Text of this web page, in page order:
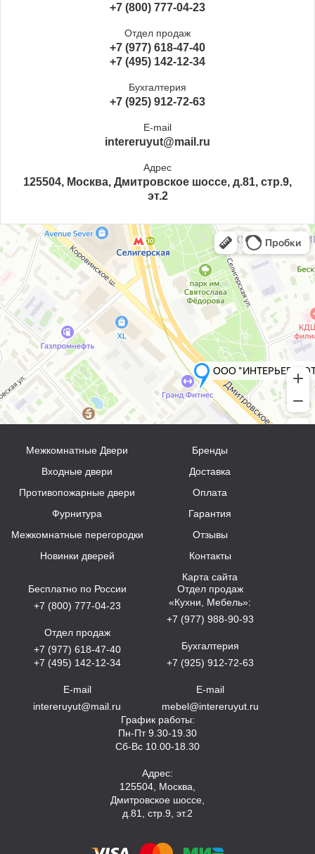
+7 (800) 777-04-23
Отдел продаж
+7 (977) 618-47-40
+7 (495) 142-12-34
Бухгалтерия
+7 (925) 912-72-63
E-mail
intereruyut@mail.ru
Адрес
125504, Москва, Дмитровское шоссе, д.81, стр.9,
эт.2
Межкомнатные Двери
Входные двери
Противопожарные двери
Фурнитура
Межкомнатные перегородки
Новинки дверей
Бренды
Доставка
Оплата
Гарантия
Отзывы
Контакты
Карта сайта
Бесплатно по России
+7 (800) 777-04-23
Отдел продаж
+7 (977) 618-47-40
+7 (495) 142-12-34
E-mail
intereruyut@mail.ru
Отдел продаж
«Кухни, Мебель»:
+7 (977) 988-90-93
Бухгалтерия
+7 (925) 912-72-63
E-mail
mebel@intereruyut.ru
График работы:
Пн-Пт 9.30-19.30
Сб-Вс 10.00-18.30
Адрес:
125504, Москва,
Дмитровское шоссе,
д.81, стр.9, эт.2